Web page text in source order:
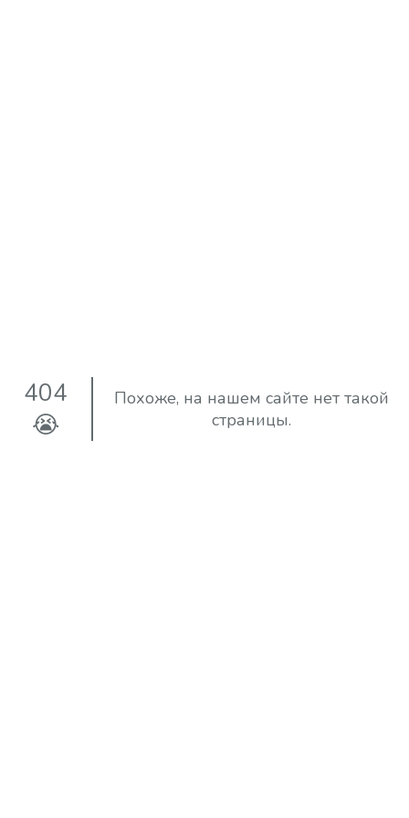
404
😭
Похоже, на нашем сайте нет такой
страницы.